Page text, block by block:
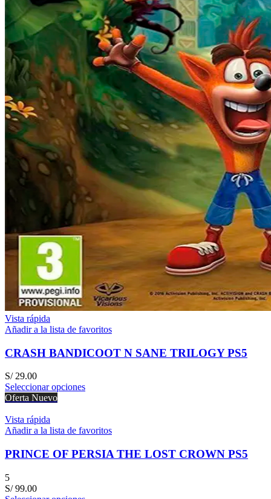
Vista rápida
Añadir a la lista de favoritos
CRASH BANDICOOT N SANE TRILOGY PS5
S/29.00
Seleccionar opciones
Oferta Nuevo
Vista rápida
Añadir a la lista de favoritos
PRINCE OF PERSIA THE LOST CROWN PS5
5
S/99.00